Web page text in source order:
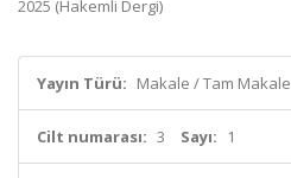
2025 (Hakemli Dergi)
Yayın Türü: Makale / Tam Makale
Cilt numarası: 3 Sayı: 1